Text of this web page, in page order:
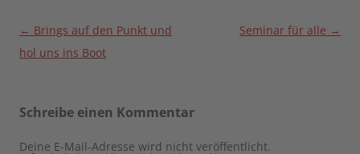
Beitragsnavigation
← Brings auf den Punkt und
hol uns ins Boot
Seminar für alle →
Schreibe einen Kommentar
Deine E-Mail-Adresse wird nicht veröffentlicht.